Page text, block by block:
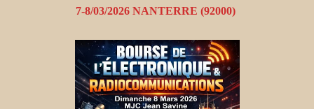
7-8/03/2026 NANTERRE (92000)